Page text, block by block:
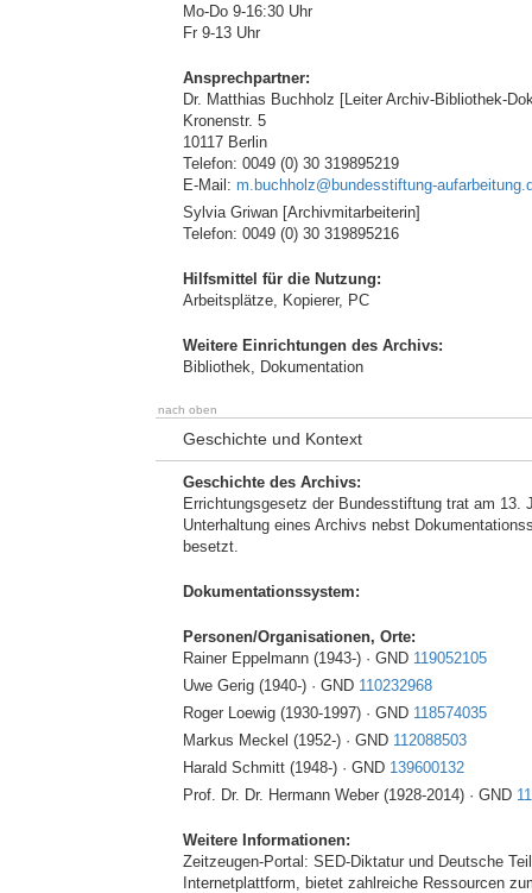
Mo-Do 9-16:30 Uhr
Fr 9-13 Uhr
Ansprechpartner:
Dr. Matthias Buchholz [Leiter Archiv-Bibliothek-
Kronenstr. 5
10117 Berlin
Telefon: 0049 (0) 30 319895219
E-Mail: m.buchholz@bundesstiftung-
Sylvia Griwan [Archivmitarbeiterin]
Telefon: 0049 (0) 30 319895216
Hilfsmittel für die Nutzung:
Arbeitsplätze, Kopierer, PC
Weitere Einrichtungen des Archivs:
Bibliothek, Dokumentation
nach oben
Geschichte und Kontext
Geschichte des Archivs:
Errichtungsgesetz der Bundesstiftung trat am
Unterhaltung eines Archivs nebst
besetzt.
Dokumentationssystem:
Personen/Organisationen, Orte:
Rainer Eppelmann (1943-) · GND 119052105
Uwe Gerig (1940-) · GND 110232968
Roger Loewig (1930-1997) · GND 118574035
Markus Meckel (1952-) · GND 112088503
Harald Schmitt (1948-) · GND 139600132
Prof. Dr. Dr. Hermann Weber (1928-2014) · GND
Weitere Informationen:
Zeitzeugen-Portal: SED-Diktatur und Deutsche
Internetplattform, bietet zahlreiche Ressourcen